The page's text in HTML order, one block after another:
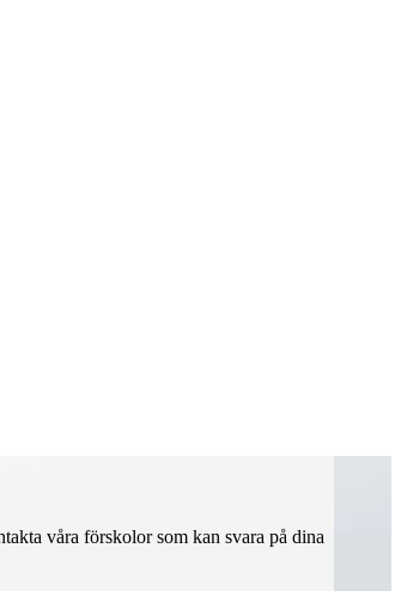
våra förskolor som kan svara på dina